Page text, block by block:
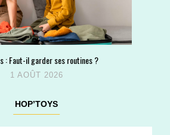
: Faut-il garder ses routines ?
1 AOÛT 2026
HOP’TOYS